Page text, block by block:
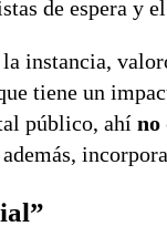
de espera y
instancia,
tiene un
público, ahí no